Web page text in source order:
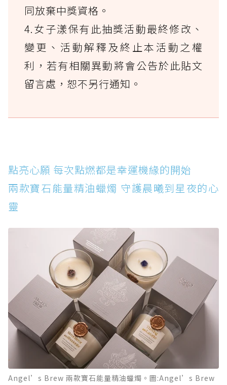
同放棄中獎資格。
4.女子漾保有此抽獎活動最終修改、
變更、活動解釋及終止本活動之權
利，若有相關異動將會公告於此貼文
留言處，恕不另行通知。
點亮心願 每次點燃都是幸運機緣的開始
兩款寶石能量精油蠟燭 守護晨曦到星夜的心
靈
Angel’s Brew 兩款寶石能量精油蠟燭。圖:Angel’s Brew